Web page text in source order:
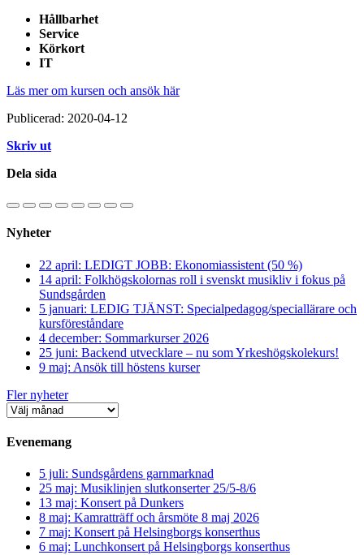
Hållbarhet
Service
Körkort
IT
Läs mer om kursen och ansök här
Publicerad: 2020-04-12
Skriv ut
Dela sida
Nyheter
22 april: LEDIGT JOBB: Ekonomiassistent (50 %)
14 april: Folkhögskolornas roll i svenskt musikliv i fokus på
Sundsgården
5 januari: LEDIG TJÄNST: Specialpedagog/speciallärare och
kursföreståndare
4 december: Sommarkurser 2026
25 juni: Backend utvecklare – nu som Yrkeshögskolekurs!
9 maj: Ansök till höstens kurser
Fler nyheter
Evenemang
5 juli: Sundsgårdens garnmarknad
25 maj: Musiklinjen slutkonserter 25/5-8/6
13 maj: Konsert på Dunkers
8 maj: Kamratträff och årsmöte 8 maj 2026
7 maj: Konsert på Helsingborgs konserthus
6 maj: Lunchkonsert på Helsingborgs konserthus